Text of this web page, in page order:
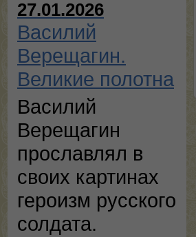
27.01.2026
Василий
Верещагин.
Великие полотна
Василий
Верещагин
прославлял в
своих картинах
героизм русского
солдата.